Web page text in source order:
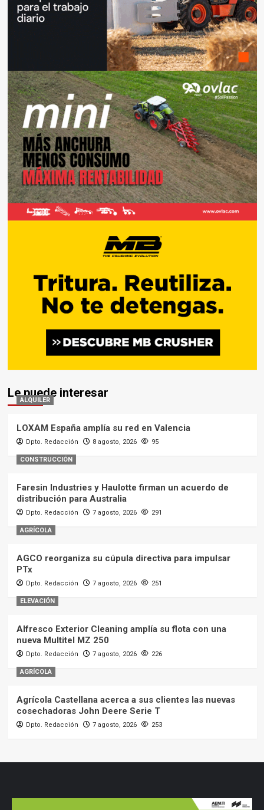
Le puede interesar
ALQUILER
LOXAM España amplía su red en Valencia
Dpto. Redacción 8 agosto, 2026 95
CONSTRUCCIÓN
Faresin Industries y Haulotte firman un acuerdo de
distribución para Australia
Dpto. Redacción 7 agosto, 2026 291
AGRÍCOLA
AGCO reorganiza su cúpula directiva para impulsar
PTx
Dpto. Redacción 7 agosto, 2026 251
ELEVACIÓN
Alfresco Exterior Cleaning amplía su flota con una
nueva Multitel MZ 250
Dpto. Redacción 7 agosto, 2026 226
AGRÍCOLA
Agrícola Castellana acerca a sus clientes las nuevas
cosechadoras John Deere Serie T
Dpto. Redacción 7 agosto, 2026 253